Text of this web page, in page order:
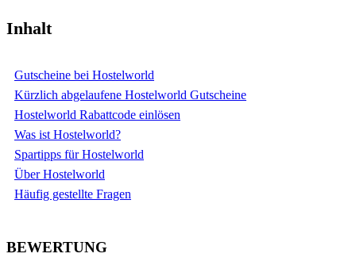
Inhalt
Gutscheine bei Hostelworld
Kürzlich abgelaufene Hostelworld Gutscheine
Hostelworld Rabattcode einlösen
Was ist Hostelworld?
Spartipps für Hostelworld
Über Hostelworld
Häufig gestellte Fragen
BEWERTUNG